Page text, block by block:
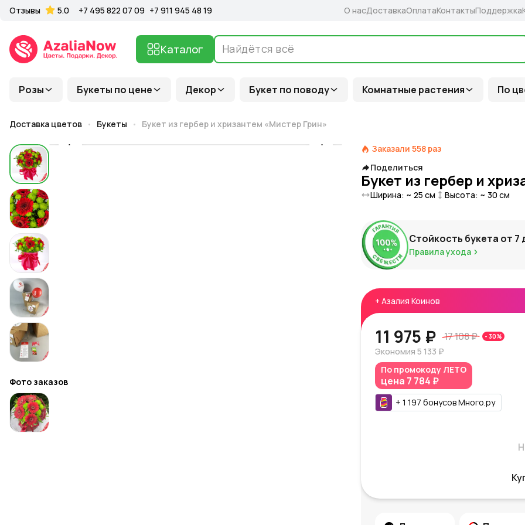
Розы Букеты по цене Декор Букет по поводу Комнатные растения По
Каталог
Отзывы 5.0 +7 495 822 07 09 +7 911 945 48 19 О насДоставкаОплатаКонтактыПоддержка
Доставка цветов Букеты Букет из гербер и хризантем «Мистер Грин»
Фото заказов
Заказали 558 раз
Поделиться
Букет из гербер и
Ширина: ~ 25 см Высота: ~ 30 см
Стойкость букета от 7
Правила ухода
+ Азалия Коинов
11 975 ₽ 17 108 ₽ - 30%
Экономия 5 133 ₽
По промокоду ЛЕТО
цена 7 784 ₽
+ 1 197 бонусовМного.ру